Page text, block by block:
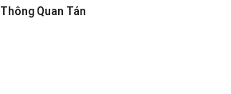
Thông Quan Tán